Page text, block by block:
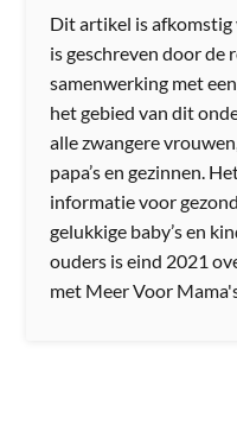
Dit artikel is afkomstig
is geschreven door de
samenwerking met
het gebied van dit
alle zwangere
papa’s en gezinnen.
informatie voor
gelukkige baby’s en
ouders is eind 2021
met Meer Voor